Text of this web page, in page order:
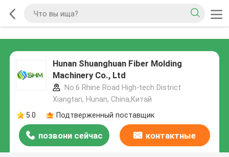
Hunan Shuanghuan Fiber Molding
Machinery Co., Ltd
No.6 Rhine Road High-tech District
Xiangtan, Hunan, China,Китай
5.0
Подтверженный поставщик
позвони сейчас контактные